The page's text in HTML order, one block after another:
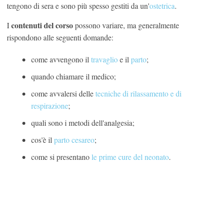
tengono di sera e sono più spesso gestiti da un'ostetrica.
Icontenuti del corsopossono variare, ma generalmente
rispondono alle seguenti domande:
come avvengono il travaglioe il parto;
quando chiamare il medico;
come avvalersi delletecniche di rilassamento e di
respirazione;
quali sono i metodi dell'analgesia;
cos'è il parto cesareo;
come si presentanole prime cure del neonato.